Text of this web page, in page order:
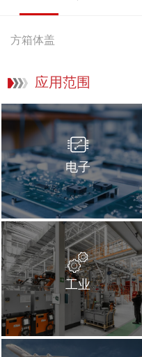
方箱体盖
应用范围
电子
工业